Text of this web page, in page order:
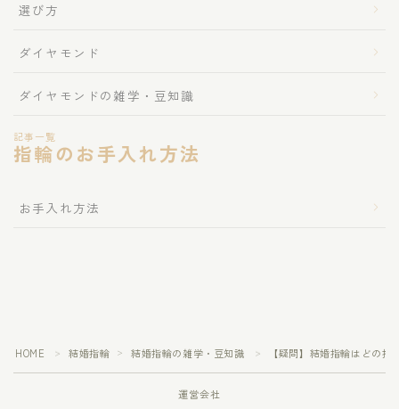
選び方
ダイヤモンド
ダイヤモンドの雑学・豆知識
記事一覧
指輪のお手入れ方法
お手入れ方法
HOME ＞ 結婚指輪 ＞ 結婚指輪の雑学・豆知識 ＞ 【疑問】結婚指輪はどの
運営会社